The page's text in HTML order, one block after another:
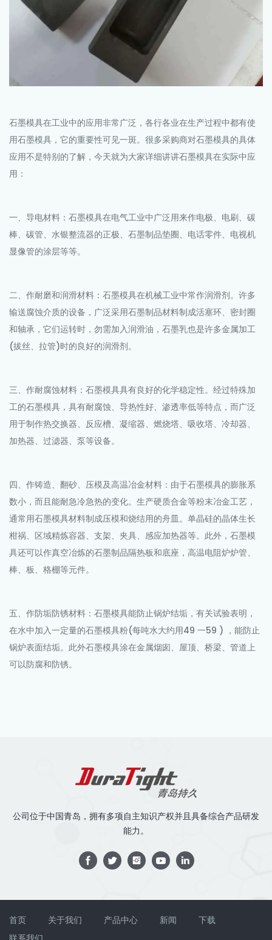
石墨模具在工业中的应用非常广泛，各行各业在生产过程中都有使
用石墨模具，它的重要性可见一斑。很多采购商对石墨模具的具体
应用不是特别的了解，今天就为大家详细讲讲石墨模具在实际中应
用：
一、导电材料：石墨模具在电气工业中广泛用来作电极、电刷、碳
棒、碳管、水银整流器的正极、石墨制品垫圈、电话零件、电视机
显像管的涂层等等。
二、作耐磨和润滑材料：石墨模具在机械工业中常作润滑剂。许多
输送腐蚀介质的设备，广泛采用石墨制品材料制成活塞环、密封圈
和轴承，它们运转时，勿需加入润滑油，石墨乳也是许多金属加工
(拔丝、拉管)时的良好的润滑剂。
三、作耐腐蚀材料：石墨模具具有良好的化学稳定性。经过特殊加
工的石墨模具，具有耐腐蚀、导热性好、渗透率低等特点，而广泛
用于制作热交换器、反应槽、凝缩器、燃烧塔、吸收塔、冷却器、
加热器、过滤器、泵等设备。
四、作铸造、翻砂、压模及高温冶金材料：由于石墨模具的膨胀系
数小，而且能耐急冷急热的变化。生产硬质合金等粉末冶金工艺，
通常用石墨模具材料制成压模和烧结用的舟皿。单晶硅的晶体生长
柑祸、区域精炼容器、支架、夹具、感应加热器等。此外，石墨模
具还可以作真空冶炼的石墨制品隔热板和底座，高温电阻炉炉管、
棒、板、格棚等元件。
五、作防垢防锈材料：石墨模具能防止锅炉结垢，有关试验表明，
在水中加入一定量的石墨模具粉(每吨水大约用49 一59 ) ，能防止
锅炉表面结垢。此外石墨模具涂在金属烟囱、屋顶、桥梁、管道上
可以防腐和防锈。
公司位于中国青岛，拥有多项自主知识产权并且具备综合产品研发
能力。
首页 关于我们 产品中心 新闻
下载